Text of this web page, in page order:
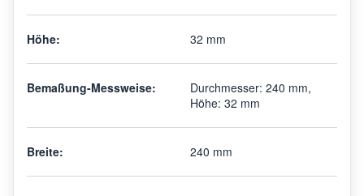
Höhe: 32 mm
Bemaßung-Messweise:
Durchmesser: 240 mm,
Höhe: 32 mm
Breite: 240 mm